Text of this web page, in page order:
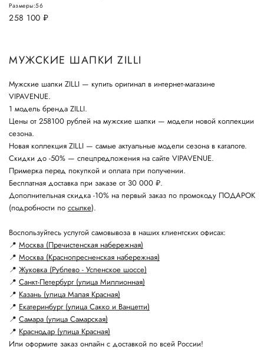
258 100 руб.
Размеры:56
МУЖСКИЕ ШАПКИ ZILLI
Мужские шапки ZILLI — купить оригинал в интернет-магазине
VIPAVENUE.
1 модель бренда ZILLI.
Цены от 258100 рублей на мужские шапки — модели новой коллекции
сезона.
Новая коллекция ZILLI — самые актуальные модели сезона в каталоге.
Скидки до -50% — спецпредложения на сайте VIPAVENUE.
Примерка перед покупкой и оплата при получении.
Бесплатная доставка при заказе от 30 000 ₽.
Дополнительная скидка -10% на первый заказ по промокоду ПОДАРОК
(подробности по ссылке).
Воспользуйтесь услугой самовывоза в наших клиентских офисах:
📍 Москва (Пречистенская набережная)
📍 Москва (Краснопресненская набережная)
📍 Жуковка (Рублево - Успенское шоссе)
📍 Санкт-Петербург (улица Миллионная)
📍 Казань (улица Малая Красная)
📍 Екатеринбург (улица Сакко и Ванцетти)
📍 Самара (улица Самарская)
📍 Краснодар (улица Красная)
Или оформите заказ онлайн с доставкой по всей России!